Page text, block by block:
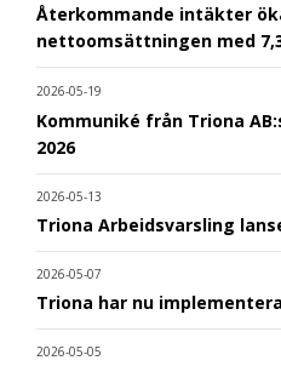
Återkommande intäkter
nettoomsättningen med
2026-05-19
Kommuniké från Triona
2026
2026-05-13
Triona Arbeidsvarsling
2026-05-07
Triona har nu
2026-05-05